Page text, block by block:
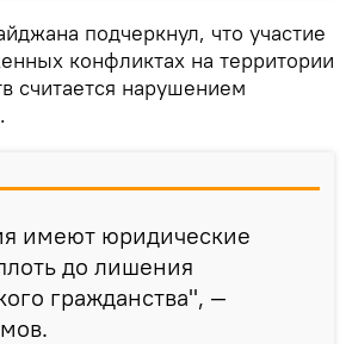
подчеркнул, что участие
конфликтах на территории
считается нарушением
имеют юридические
до лишения
гражданства", —